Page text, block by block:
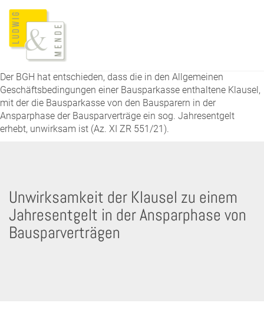
Der BGH hat entschieden, dass die in den Allgemeinen
Geschäftsbedingungen einer Bausparkasse enthaltene Klausel,
mit der die Bausparkasse von den Bausparern in der
Ansparphase der Bausparverträge ein sog. Jahresentgelt
erhebt, unwirksam ist (Az. XI ZR 551/21).
Unwirksamkeit der Klausel zu einem
Jahresentgelt in der Ansparphase von
Bausparverträgen